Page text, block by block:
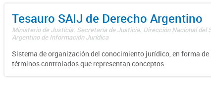
Tesauro SAIJ de Derecho Argentino
Ministerio de Justicia. Secretaría de Justicia. Dirección Nacional del
Argentino de Información Jurídica
Sistema de organización del conocimiento jurídico, en forma de
términos controlados que representan conceptos.